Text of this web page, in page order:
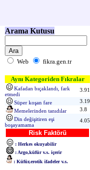
Arama Kutusu
Web fikra.gen.tr
Aynı Kategoriden Fıkralar
Kafadan bıçaklandı, fark
etmedi
3.91
Süper koşan fare
3.19
Memelerinden tanıdılar
3.8
Din değişitiren eşi
boşayamama
4.05
Risk Faktörü
: Herkes okuyabilir
: Argo,küfür v.s. içerir
: Küfür,erotik ifadeler v.s.